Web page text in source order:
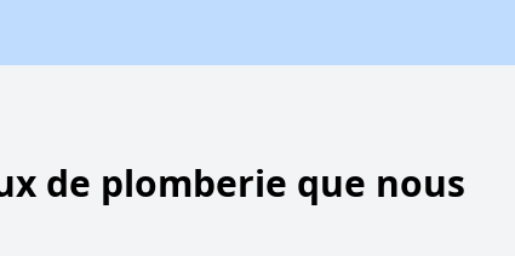
de plomberie que nous